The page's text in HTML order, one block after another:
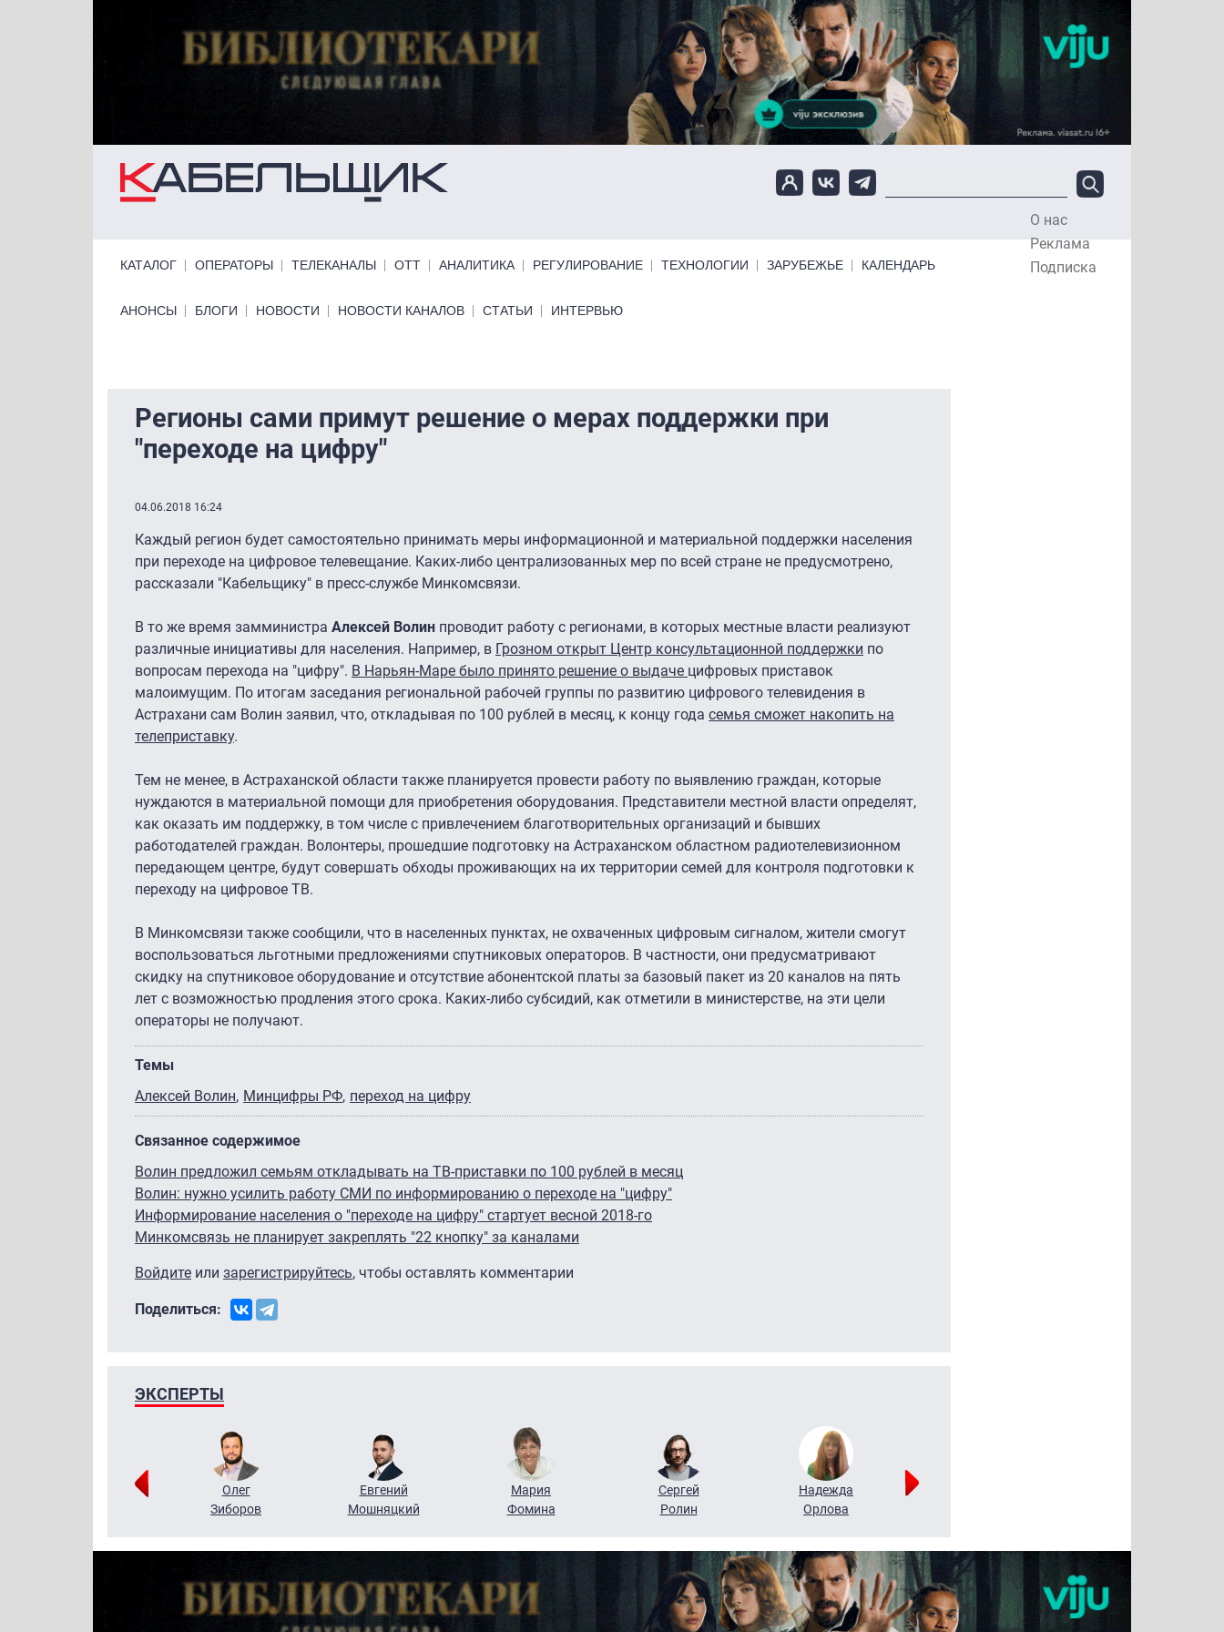
О нас
Реклама
Подписка
КАТАЛОГ ОПЕРАТОРЫ ТЕЛЕКАНАЛЫ ОТТ АНАЛИТИКА РЕГУЛИРОВАНИЕ ТЕХНОЛОГИИ ЗАРУБЕЖЬЕ КАЛЕНДАРЬ
Primary links bottom
АНОНСЫ БЛОГИ НОВОСТИ НОВОСТИ КАНАЛОВ СТАТЬИ ИНТЕРВЬЮ
Регионы сами примут решение о мерах поддержки при
"переходе на цифру"
04.06.2018 16:24
Каждый регион будет самостоятельно принимать меры информационной и материальной поддержки населения
при переходе на цифровое телевещание. Каких-либо централизованных мер по всей стране не предусмотрено,
рассказали "Кабельщику" в пресс-службе Минкомсвязи.
В то же время замминистра Алексей Волин проводит работу с регионами, в которых местные власти реализуют
различные инициативы для населения. Например, в Грозном открыт Центр консультационной поддержки по
вопросам перехода на "цифру". В Нарьян-Маре было принято решение о выдаче цифровых приставок
малоимущим. По итогам заседания региональной рабочей группы по развитию цифрового телевидения в
Астрахани сам Волин заявил, что, откладывая по 100 рублей в месяц, к концу года семья сможет накопить на
телеприставку.
Тем не менее, в Астраханской области также планируется провести работу по выявлению граждан, которые
нуждаются в материальной помощи для приобретения оборудования. Представители местной власти определят,
как оказать им поддержку, в том числе с привлечением благотворительных организаций и бывших
работодателей граждан. Волонтеры, прошедшие подготовку на Астраханском областном радиотелевизионном
передающем центре, будут совершать обходы проживающих на их территории семей для контроля подготовки к
переходу на цифровое ТВ.
В Минкомсвязи также сообщили, что в населенных пунктах, не охваченных цифровым сигналом, жители смогут
воспользоваться льготными предложениями спутниковых операторов. В частности, они предусматривают
скидку на спутниковое оборудование и отсутствие абонентской платы за базовый пакет из 20 каналов на пять
лет с возможностью продления этого срока. Каких-либо субсидий, как отметили в министерстве, на эти цели
операторы не получают.
Темы
Алексей Волин Минцифры РФ переход на цифру
Связанное содержимое
Волин предложил семьям откладывать на ТВ-приставки по 100 рублей в месяц
Волин: нужно усилить работу СМИ по информированию о переходе на "цифру"
Информирование населения о "переходе на цифру" стартует весной 2018-го
Минкомсвязь не планирует закреплять "22 кнопку" за каналами
Войдите или зарегистрируйтесь, чтобы оставлять комментарии
Поделиться:
ЭКСПЕРТЫ
Олег
Зиборов
Евгений
Мошняцкий
Мария
Фомина
Сергей
Ролин
Надежда
Орлова